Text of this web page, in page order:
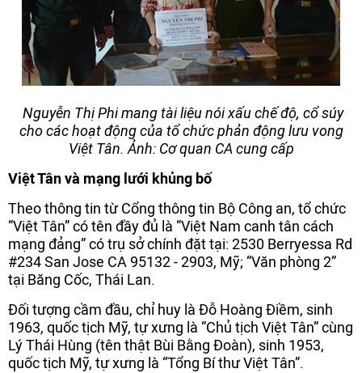
Nguyễn Thị Phi mang tài liệu nói xấu chế độ, cổ súy
cho các hoạt động của tổ chức phản động lưu vong
Việt Tân. Ảnh: Cơ quan CA cung cấp
Việt Tân và mạng lưới khủng bố
Theo thông tin từ Cổng thông tin Bộ Công an, tổ chức
“Việt Tân” có tên đầy đủ là “Việt Nam canh tân cách
mạng đảng” có trụ sở chính đặt tại: 2530 Berryessa Rd
#234 San Jose CA 95132 - 2903, Mỹ; “Văn phòng 2”
tại Băng Cốc, Thái Lan.
Đối tượng cầm đầu, chỉ huy là Đỗ Hoàng Điềm, sinh
1963, quốc tịch Mỹ, tự xưng là “Chủ tịch Việt Tân” cùng
Lý Thái Hùng (tên thật Bùi Bằng Đoàn), sinh 1953,
quốc tịch Mỹ, tự xưng là “Tổng Bí thư Việt Tân”.